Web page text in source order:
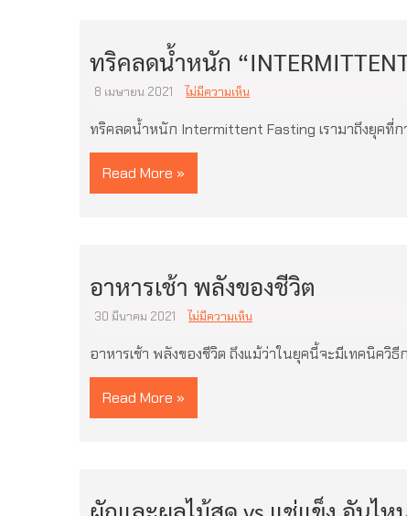
ทริคลดน้ำหนัก
8 เมษายน 2021 ไม่มีความเห็น
ทริคลดน้ำหนัก Intermittent Fasting เรามาถึงยุคที่
Read More »
อาหารเช้า พลังของชีวิต
30 มีนาคม 2021 ไม่มีความเห็น
อาหารเช้า พลังของชีวิต ถึงแม้ว่าในยุคนี้จะมีเทคนิควิธี
Read More »